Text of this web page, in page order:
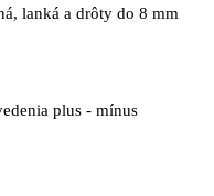
lanká a drôty do 8 mm
plus - mínus